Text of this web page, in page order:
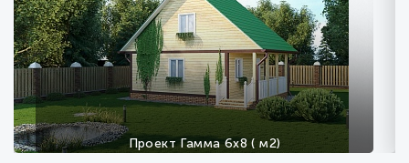
Проект Гамма 6х8 ( м2)